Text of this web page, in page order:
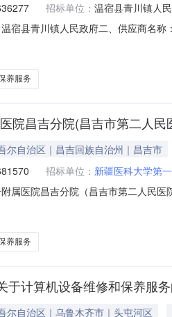
招标单位： 温宿县青川镇人
宿县青川镇人民政府二、供应商名
要求或标的基本概况：七、其它事项
养服务
院昌吉分院(昌吉市第二人
尔自治区｜昌吉回族自治州｜昌吉市
招标单位： 新疆医科大学第
属医院昌吉分院（昌吉市第二人民
编号:2561101000029681570项目
养服务
于计算机设备维修和保养服
尔自治区｜乌鲁木齐市｜头屯河区